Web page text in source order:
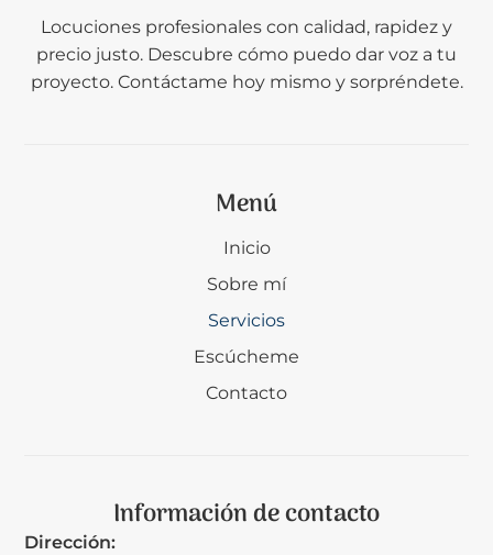
Locuciones profesionales con calidad, rapidez y
precio justo. Descubre cómo puedo dar voz a tu
proyecto. Contáctame hoy mismo y sorpréndete.
Menú
Inicio
Sobre mí
Servicios
Escúcheme
Contacto
Información de contacto
Dirección: